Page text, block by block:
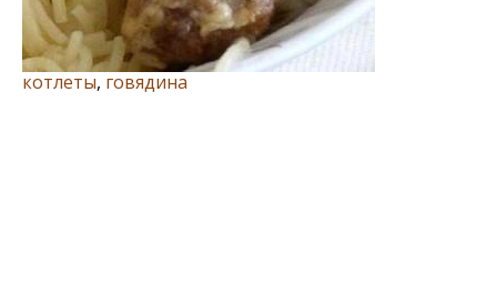
котлеты, говядина